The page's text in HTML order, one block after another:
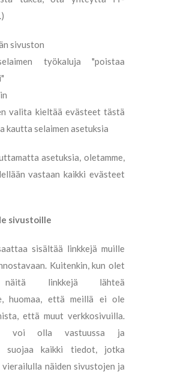
sivuston
työkaluja "poistaa
valita kieltää evästeet tästä
kautta selaimen asetuksia
asetuksia, oletamme,
vastaan ​​kaikki evästeet
sivustoille
sisältää linkkejä muille
Kuitenkin, kun olet
näitä linkkejä lähteä
huomaa, että meillä ei ole
että muut verkkosivuilla.
voi olla vastuussa ja
suojaa kaikki tiedot, jotka
vierailulla näiden sivustojen ja